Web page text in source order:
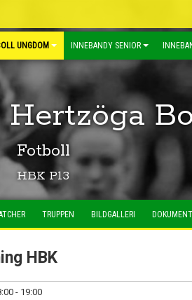
UNGDOM INNEBANDY SENIOR
Hertzöga
Fotboll
HBK P13
TRUPPEN BILDGALLERI DOKUMENT
HBK
- 19:00